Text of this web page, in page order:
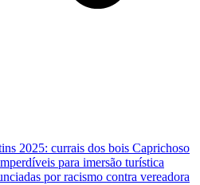
2025: currais dos bois Caprichoso
para imersão turística
por racismo contra vereadora